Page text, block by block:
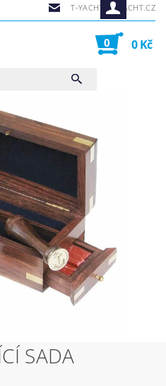
T-YACHT@T-YACHT.CZ
0 0 Kč
SADA